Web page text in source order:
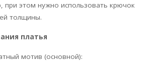
при этом нужно использовать крючок
толщины.
платья
мотив (основной):